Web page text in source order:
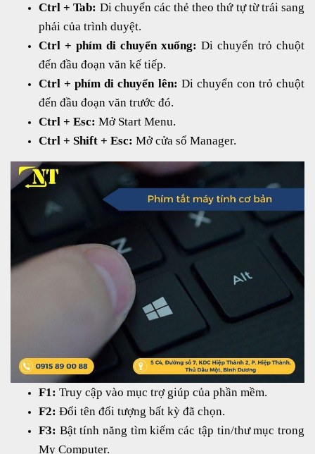
Ctrl + Tab: Di chuyển các thẻ theo thứ tự từ trái sang
phải của trình duyệt.
Ctrl + phím di chuyển xuống: Di chuyển trỏ chuột
đến đầu đoạn văn kế tiếp.
Ctrl + phím di chuyển lên: Di chuyển con trỏ chuột
đến đầu đoạn văn trước đó.
Ctrl + Esc: Mở Start Menu.
Ctrl + Shift + Esc: Mở cửa sổ Manager.
F1: Truy cập vào mục trợ giúp của phần mềm.
F2: Đổi tên đối tượng bất kỳ đã chọn.
F3: Bật tính năng tìm kiếm các tập tin/thư mục trong
My Computer.